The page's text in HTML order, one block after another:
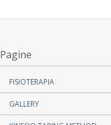
Pagine
FISIOTERAPIA
GALLERY